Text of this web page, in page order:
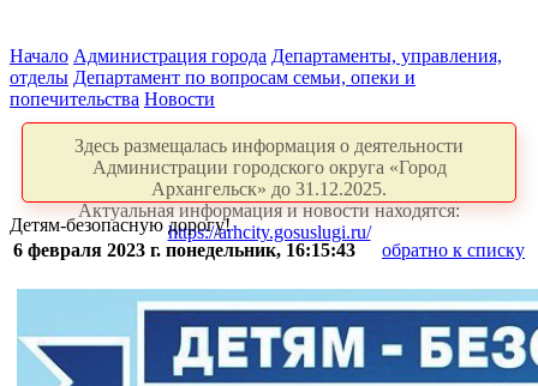
Начало Администрация города Департаменты, управления,
отделы Департамент по вопросам семьи, опеки и
попечительства Новости
Здесь размещалась информация о деятельности
Администрации городского округа «Город
Архангельск» до 31.12.2025.
Актуальная информация и новости находятся:
https://arhcity.gosuslugi.ru/
Детям-безопасную дорогу!
6 февраля 2023 г. понедельник, 16:15:43
обратно к списку